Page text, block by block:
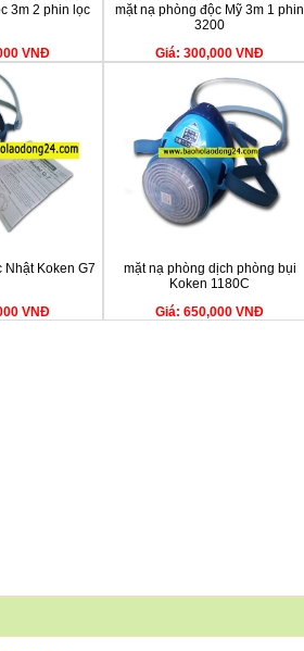
3m 2 phin lọc
VNĐ
mặt nạ phòng độc Mỹ 3m 1 phin
3200
Giá: 300,000 VNĐ
Nhật Koken G7
VNĐ
mặt nạ phòng dịch phòng bụi
Koken 1180C
Giá: 650,000 VNĐ